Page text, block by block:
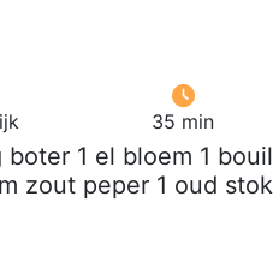
35 min
1 el bloem 1
zout peper 1 oud